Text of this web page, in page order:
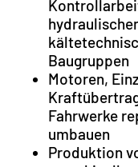
Baugruppen
Motoren,
Fahrwerke
umbauen
Produktion